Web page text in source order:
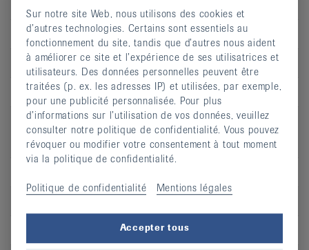
CP
2043
Lieu
Val-de-Ruz
S’inscrire
Landeyeux
Sur notre site Web, nous utilisons des cookies et
d’autres technologies. Certains sont essentiels au
fonctionnement du site, tandis que d’autres nous aident
à améliorer ce site et l’expérience de ses utilisatrices et
utilisateurs. Des données personnelles peuvent être
traitées (p. ex. les adresses IP) et utilisées, par exemple,
pour une publicité personnalisée. Pour plus
d’informations sur l’utilisation de vos données, veuillez
consulter notre politique de confidentialité. Vous pouvez
révoquer ou modifier votre consentement à tout moment
via la politique de confidentialité.
Politique de confidentialité Mentions légales
Accepter tous